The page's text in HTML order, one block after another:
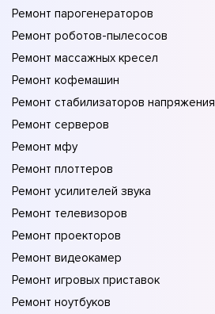
Ремонт парогенераторов
Ремонт роботов-пылесосов
Ремонт массажных кресел
Ремонт кофемашин
Ремонт стабилизаторов напряжения
Ремонт серверов
Ремонт мфу
Ремонт плоттеров
Ремонт усилителей звука
Ремонт телевизоров
Ремонт проекторов
Ремонт видеокамер
Ремонт игровых приставок
Ремонт ноутбуков